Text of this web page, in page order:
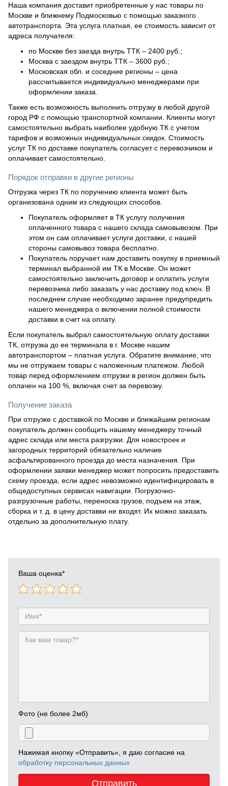
Наша компания доставит приобретенные у нас товары по
Москве и ближнему Подмосковью с помощью заказного
автотранспорта. Эта услуга платная, ее стоимость зависит от
адреса получателя:
по Москве без заезда внутрь ТТК – 2400 руб.;
Москва с заездом внутрь ТТК – 3600 руб.;
Московская обл. и соседние регионы – цена
рассчитывается индивидуально менеджерами при
оформлении заказа.
Также есть возможность выполнить отгрузку в любой другой
город РФ с помощью транспортной компании. Клиенты могут
самостоятельно выбрать наиболее удобную ТК с учетом
тарифов и возможных индивидуальных скидок. Стоимость
услуг ТК по доставке покупатель согласует с перевозчиком и
оплачивает самостоятельно.
Порядок отправки в другие регионы
Отгрузка через ТК по поручению клиента может быть
организована одним из следующих способов.
Покупатель оформляет в ТК услугу получения
оплаченного товара с нашего склада самовывозом. При
этом он сам оплачивает услуги доставки, с нашей
стороны самовывоз товара бесплатно.
Покупатель поручает нам доставить покупку в приемный
терминал выбранной им ТК в Москве. Он может
самостоятельно заключить договор и оплатить услуги
перевозчика либо заказать у нас доставку под ключ. В
последнем случае необходимо заранее предупредить
нашего менеджера о включении полной стоимости
доставки в счет на оплату.
Если покупатель выбрал самостоятельную оплату доставки
ТК, отгрузка до ее терминала в г. Москве нашим
автотранспортом – платная услуга. Обратите внимание, что
мы не отгружаем товары с наложенным платежом. Любой
товар перед оформлением отгрузки в регион должен быть
оплачен на 100 %, включая счет за перевозку.
Получение заказа
При отгрузке с доставкой по Москве и ближайшим регионам
покупатель должен сообщить нашему менеджеру точный
адрес склада или места разгрузки. Для новостроек и
загородных территорий обязательно наличие
асфальтированного проезда до места назначения. При
оформлении заявки менеджер может попросить предоставить
схему проезда, если адрес невозможно идентифицировать в
общедоступных сервисах навигации. Погрузочно-
разгрузочные работы, переноска грузов, подъем на этаж,
сборка и т. д. в цену доставки не входят. Их можно заказать
отдельно за дополнительную плату.
Ваша оценка*
Фото (не более 2мб)
Нажимая кнопку «Отправить», я даю согласие на
обработку персональных данных
Отправить